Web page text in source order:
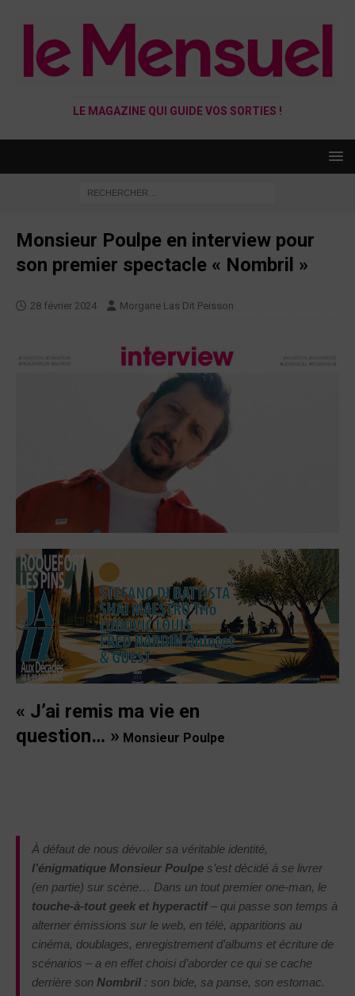
LE MAGAZINE QUI GUIDE VOS SORTIES !
Monsieur Poulpe en interview pour
son premier spectacle « Nombril »
28 février 2024 Morgane Las Dit Peisson
« J’ai remis ma vie en
question… » Monsieur Poulpe
À défaut de nous dévoiler sa véritable identité,
l’énigmatique Monsieur Poulpe s’est décidé à se livrer
(en partie) sur scène… Dans un tout premier one-man, le
touche-à-tout geek et hyperactif– qui passe son temps à
alterner émissions sur le web, en télé, apparitions au
cinéma, doublages, enregistrement d’albums et écriture de
scénarios – a en effet choisi d’aborder ce qui se cache
derrière son Nombril : son bide, sa panse, son estomac.